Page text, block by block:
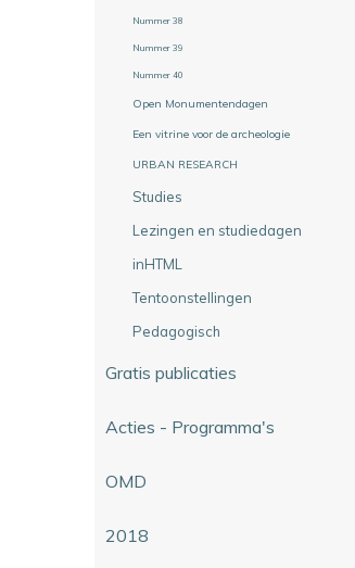
Nummer 38
Nummer 39
Nummer 40
Open Monumentendagen
Een vitrine voor de archeologie
URBAN RESEARCH
Studies
Lezingen en studiedagen
inHTML
Tentoonstellingen
Pedagogisch
Gratis publicaties
Acties - Programma's
OMD
2018